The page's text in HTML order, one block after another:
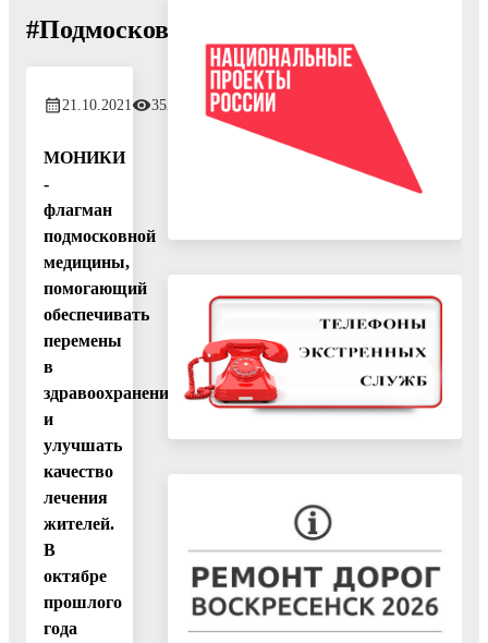
#ПодмосковьеТерриторияПеремен
21.10.2021 352
МОНИКИ
-
флагман
подмосковной
медицины,
помогающий
обеспечивать
перемены
в
здравоохранении
и
улучшать
качество
лечения
жителей.
В
октябре
прошлого
года